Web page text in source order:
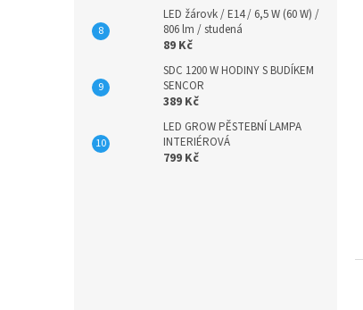
LED žárovk / E14 / 6,5 W (60 W) /
806 lm / studená
89 Kč
SDC 1200 W HODINY S BUDÍKEM
SENCOR
389 Kč
LED GROW PĚSTEBNÍ LAMPA
INTERIÉROVÁ
799 Kč